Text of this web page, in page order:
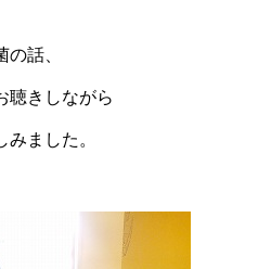
の話、
聴きしながら
ました。